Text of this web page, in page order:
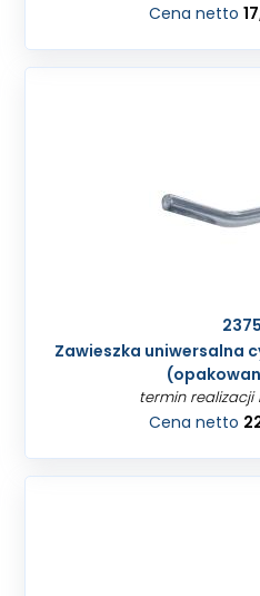
Cena netto
Zawieszka uniwersalna
termin realizacji
Cena netto